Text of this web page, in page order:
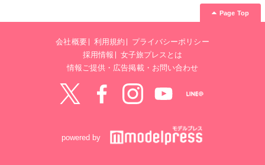
Page Top
会社概要 利用規約
プライバシーポリシー
採用情報
女子旅プレスとは
情報ご提供・広告掲載・お問い合わせ
powered by